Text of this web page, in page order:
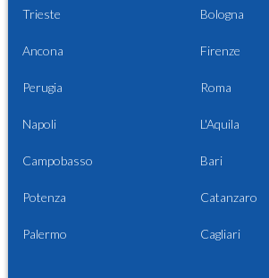
Trieste Bologna
Ancona Firenze
Perugia Roma
Napoli L'Aquila
Campobasso Bari
Potenza Catanzaro
Palermo Cagliari